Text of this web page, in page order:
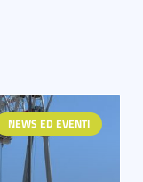
NEWS ED EVENTI